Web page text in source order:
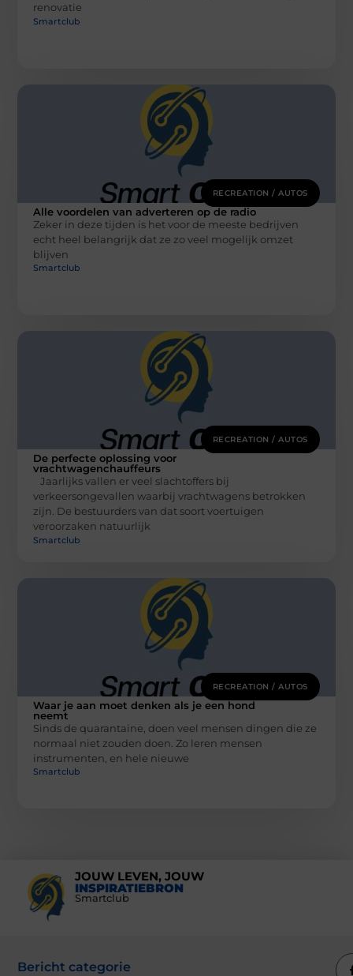
renovatie
Smartclub
RECREATION / AUTOS
Alle voordelen van adverteren op de radio
Zeker in deze tijden is het voor de meeste bedrijven
echt heel belangrijk dat ze zo veel mogelijk omzet
blijven
Smartclub
RECREATION / AUTOS
De perfecte oplossing voor
vrachtwagenchauffeurs
Jaarlijks vallen er veel slachtoffers bij
verkeersongevallen waarbij vrachtwagens betrokken
zijn. De bestuurders van dat soort voertuigen
veroorzaken natuurlijk
Smartclub
RECREATION / AUTOS
Waar je aan moet denken als je een hond
neemt
Sinds de quarantaine, doen veel mensen dingen die ze
normaal niet zouden doen. Zo leren mensen
instrumenten, en hele nieuwe
Smartclub
JOUW LEVEN, JOUW
INSPIRATIEBRON
Smartclub
Bericht categorie